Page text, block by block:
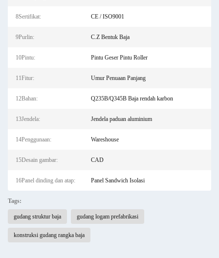
8Sertifikat: CE / ISO9001
9Purlin: C.Z Bentuk Baja
10Pintu: Pintu Geser Pintu Roller
11Fitur: Umur Penuaan Panjang
12Bahan: Q235B/Q345B Baja rendah karbon
13Jendela: Jendela paduan aluminium
14Penggunaan: Wareshouse
15Desain gambar: CAD
16Panel dinding dan atap: Panel Sandwich Isolasi
Tags:
gudang struktur baja gudang logam prefabrikasi
konstruksi gudang rangka baja